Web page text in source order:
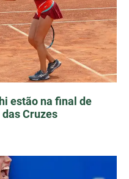
estão na final de
Cruzes